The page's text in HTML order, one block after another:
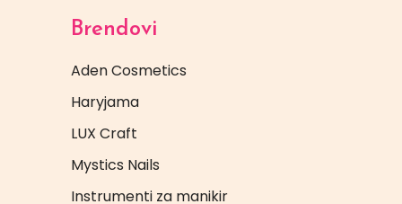
Brendovi
Aden Cosmetics
Haryjama
LUX Craft
Mystics Nails
Instrumenti za manikir